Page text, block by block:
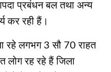
प्रबंधन बल तथा अन्‍य
कर रही हैं।
रहे लगभग 3 सौ 70 राहत
लोग रह रहे हैं जिला